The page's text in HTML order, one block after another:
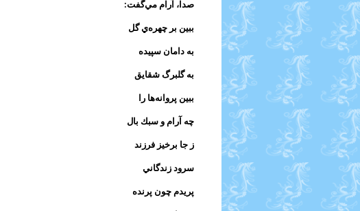
صدا، آرام مي‌گفت:
ببين بر چهره‌ي گل
به دامان سپيده
به گلبرگ شقايق
ببين پروانه‌ها را
چه آرام و سبك بال
ز جا برخيز فرزند
سرود زندگاني
پريدم چون پرنده